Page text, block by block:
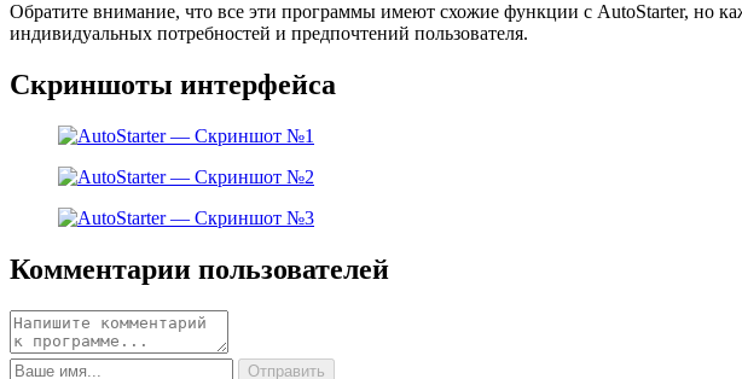
Обратите внимание, что все эти программы имеют схожие функции с AutoStarter, но
индивидуальных потребностей и предпочтений пользователя.
Скриншоты интерфейса
Комментарии пользователей